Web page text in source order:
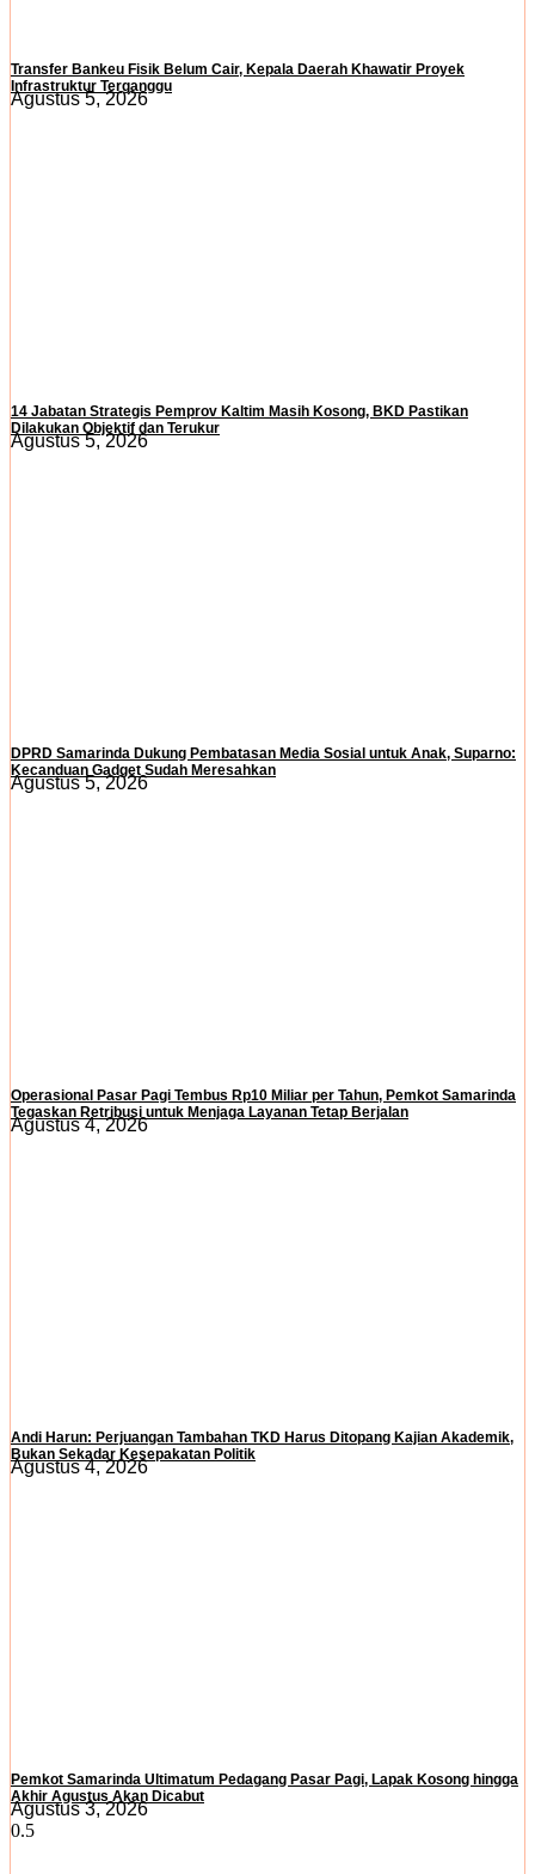
Transfer Bankeu Fisik Belum Cair, Kepala Daerah Khawatir Proyek
Infrastruktur Terganggu
Agustus 5, 2026
14 Jabatan Strategis Pemprov Kaltim Masih Kosong, BKD Pastikan
Dilakukan Objektif dan Terukur
Agustus 5, 2026
DPRD Samarinda Dukung Pembatasan Media Sosial untuk Anak, Suparno:
Kecanduan Gadget Sudah Meresahkan
Agustus 5, 2026
Operasional Pasar Pagi Tembus Rp10 Miliar per Tahun, Pemkot Samarinda
Tegaskan Retribusi untuk Menjaga Layanan Tetap Berjalan
Agustus 4, 2026
Andi Harun: Perjuangan Tambahan TKD Harus Ditopang Kajian Akademik,
Bukan Sekadar Kesepakatan Politik
Agustus 4, 2026
Pemkot Samarinda Ultimatum Pedagang Pasar Pagi, Lapak Kosong hingga
Akhir Agustus Akan Dicabut
Agustus 3, 2026